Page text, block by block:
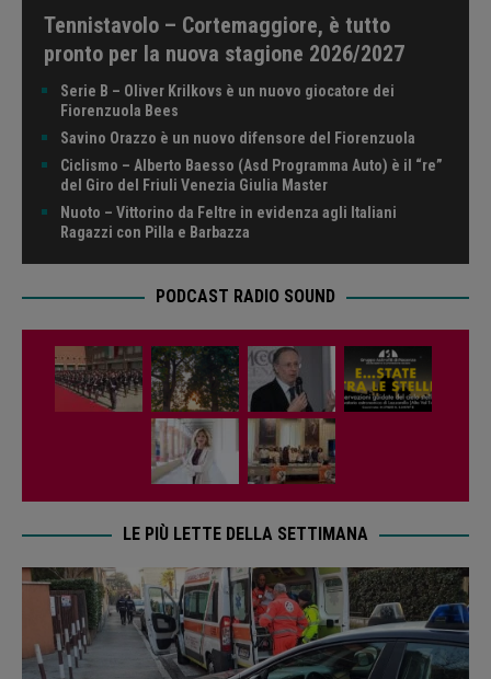
Tennistavolo – Cortemaggiore, è tutto
pronto per la nuova stagione 2026/2027
Serie B – Oliver Krilkovs è un nuovo giocatore dei
Fiorenzuola Bees
Savino Orazzo è un nuovo difensore del Fiorenzuola
Ciclismo – Alberto Baesso (Asd Programma Auto) è il “re”
del Giro del Friuli Venezia Giulia Master
Nuoto – Vittorino da Feltre in evidenza agli Italiani
Ragazzi con Pilla e Barbazza
PODCAST RADIO SOUND
LE PIÙ LETTE DELLA SETTIMANA